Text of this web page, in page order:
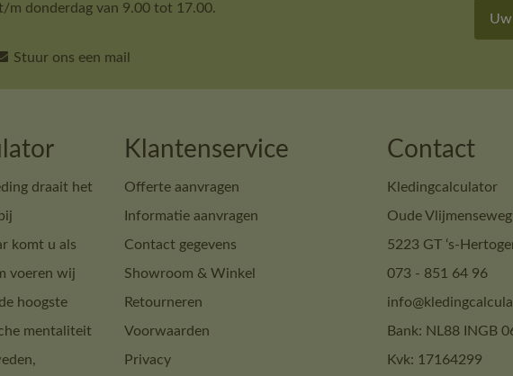
m donderdag van 9.00 tot 17.00.
Stuur ons een mail
Uw
draait het
komt u als
voeren wij
hoogste
mentaliteit
Klantenservice
Offerte aanvragen
Informatie aanvragen
Contact gegevens
Showroom & Winkel
Retourneren
Voorwaarden
Privacy
Contact
Kledingcalculator
Oude
5223 GT ‘s-
073 - 851 64 96
Bank: NL88 INGB
Kvk: 17164299